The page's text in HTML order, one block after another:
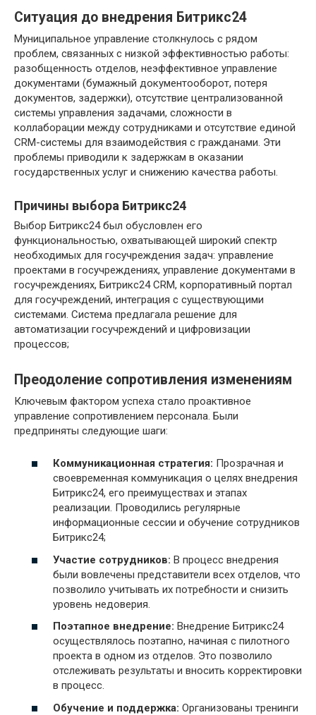
Ситуация до внедрения Битрикс24
Муниципальное управление столкнулось с рядом
проблем, связанных с низкой эффективностью работы:
разобщенность отделов, неэффективное управление
документами (бумажный документооборот, потеря
документов, задержки), отсутствие централизованной
системы управления задачами, сложности в
коллаборации между сотрудниками и отсутствие единой
CRM-системы для взаимодействия с гражданами. Эти
проблемы приводили к задержкам в оказании
государственных услуг и снижению качества работы.
Причины выбора Битрикс24
Выбор Битрикс24 был обусловлен его
функциональностью, охватывающей широкий спектр
необходимых для госучреждения задач: управление
проектами в госучреждениях, управление документами в
госучреждениях, Битрикс24 CRM, корпоративный портал
для госучреждений, интеграция с существующими
системами. Система предлагала решение для
автоматизации госучреждений и цифровизации
процессов;
Преодоление сопротивления изменениям
Ключевым фактором успеха стало проактивное
управление сопротивлением персонала. Были
предприняты следующие шаги:
Коммуникационная стратегия: Прозрачная и
своевременная коммуникация о целях внедрения
Битрикс24, его преимуществах и этапах
реализации. Проводились регулярные
информационные сессии и обучение сотрудников
Битрикс24;
Участие сотрудников: В процесс внедрения
были вовлечены представители всех отделов, что
позволило учитывать их потребности и снизить
уровень недоверия.
Поэтапное внедрение: Внедрение Битрикс24
осуществлялось поэтапно, начиная с пилотного
проекта в одном из отделов. Это позволило
отслеживать результаты и вносить корректировки
в процесс.
Обучение и поддержка: Организованы тренинги